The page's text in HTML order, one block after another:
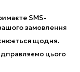
SMS-
замовлення
щодня.
цього